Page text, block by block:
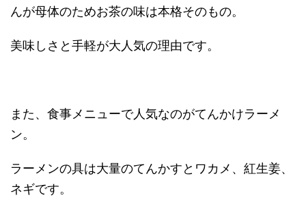
んが母体のためお茶の味は本格そのもの。
美味しさと手軽が大人気の理由です。
また、食事メニューで人気なのがてんかけラーメ
ン。
ラーメンの具は大量のてんかすとワカメ、紅生姜、
ネギです。